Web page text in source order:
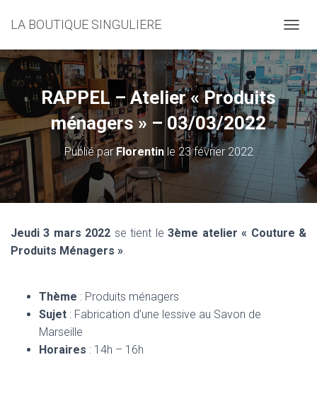
LA BOUTIQUE SINGULIERE
É
P
L
I
R
L
N
A
V
T
RAPPEL – Atelier « Produits
ménagers » – 03/03/2022
Publié parFlorentinle23 février 2022
Jeudi 3 mars 2022 se tient le3ème atelier « Couture &
Produits Ménagers ».
Thème : Produits ménagers
Sujet : Fabrication d’une lessive au Savon de
Marseille
Horaires : 14h – 16h